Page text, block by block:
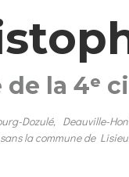
de la 4ᵉ
Dozulé, Deauville-
la commune de